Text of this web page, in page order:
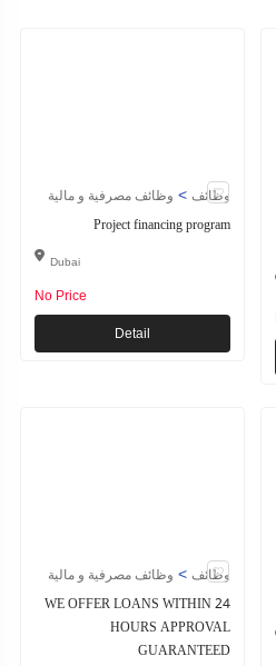
وظائف > وظائف مصرفية و مالية
Project financing program
Dubai
No Price
Detail
وظائف > وظائف مصرفية و مالية
WE OFFER LOANS WITHIN 24
HOURS APPROVAL
GUARANTEED